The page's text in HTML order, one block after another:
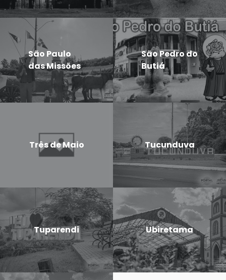
São Paulo
das Missões
São Pedro do
Butiá
Três de Maio Tucunduva
Tuparendi Ubiretama